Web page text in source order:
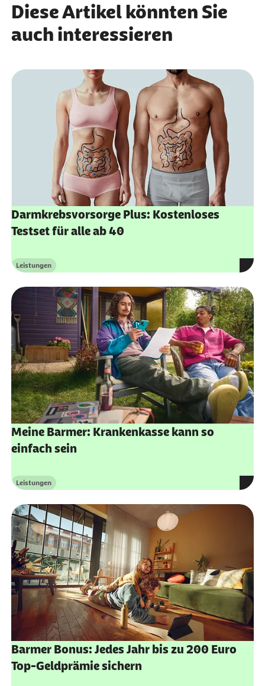
Diese Artikel könnten Sie
auch interessieren
Darmkrebsvorsorge Plus: Kostenloses
Testset für alle ab 40
Kategorie
Leistungen
Meine Barmer: Krankenkasse kann so
einfach sein
Kategorie
Leistungen
Barmer Bonus: Jedes Jahr bis zu 200 Euro
Top-Geldprämie sichern